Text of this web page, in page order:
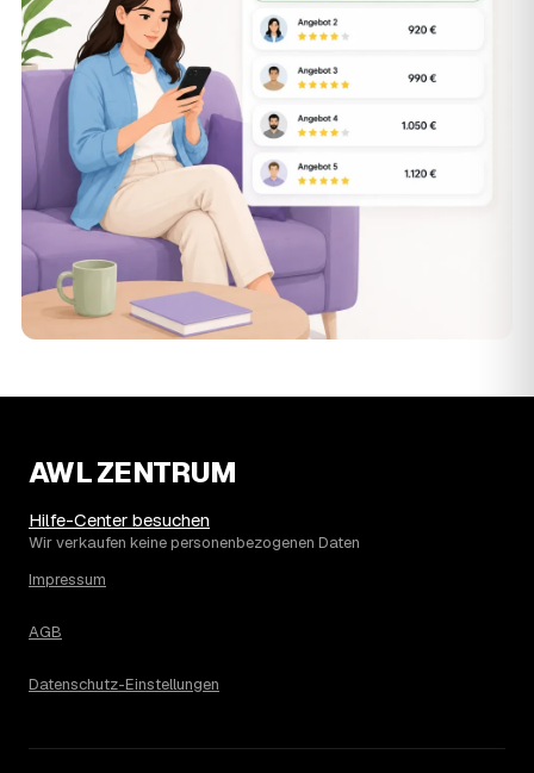
AWL ZENTRUM
Hilfe-Center besuchen
Wir verkaufen keine personenbezogenen Daten
Impressum
AGB
Datenschutz-Einstellungen